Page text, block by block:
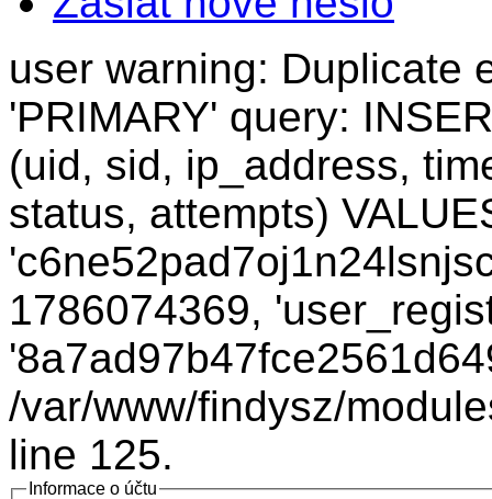
user warning: Duplicate
'PRIMARY' query:
(uid, sid, ip_address,
status, attempts)
1786074369,
/var/www/findysz/
line 125.
Informace o účtu